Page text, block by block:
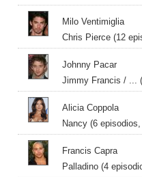
Milo Ventimiglia
Chris Pierce (12
Johnny Pacar
Jimmy Francis / ...
Alicia Coppola
Nancy (6
Francis Capra
Palladino (4